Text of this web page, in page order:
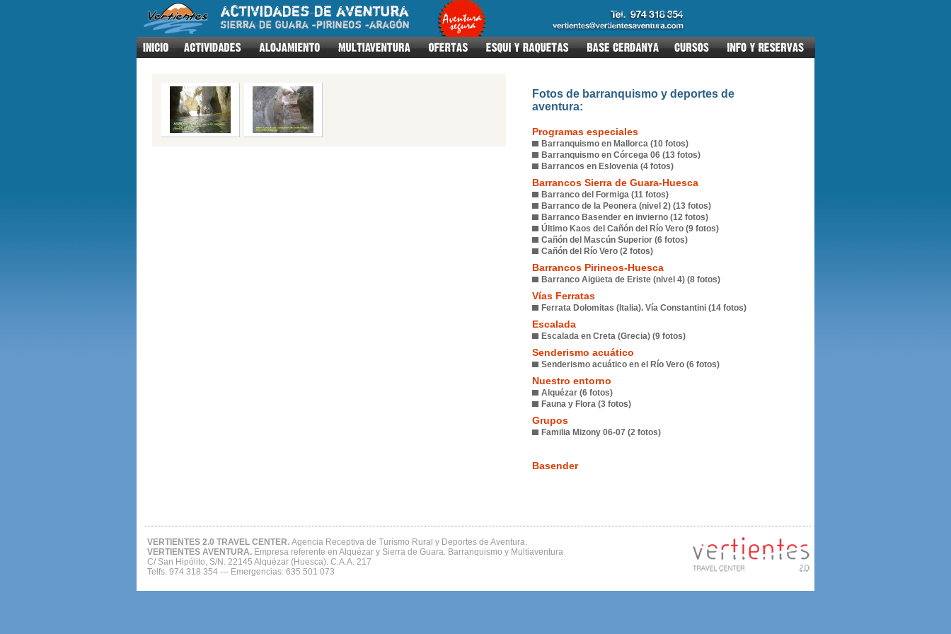
Fotos de barranquismo y deportes de
aventura:
Programas especiales
Barranquismo en Mallorca (10 fotos)
Barranquismo en Córcega 06 (13 fotos)
Barrancos en Eslovenia (4 fotos)
Barrancos Sierra de Guara-Huesca
Barranco del Formiga (11 fotos)
Barranco de la Peonera (nivel 2) (13 fotos)
Barranco Basender en invierno (12 fotos)
Último Kaos del Cañón del Río Vero (9 fotos)
Cañón del Mascún Superior (6 fotos)
Cañón del Río Vero (2 fotos)
Barrancos Pirineos-Huesca
Barranco Aigüeta de Eriste (nivel 4) (8 fotos)
Vías Ferratas
Ferrata Dolomitas (Italia). Vía Constantini (14 fotos)
Escalada
Escalada en Creta (Grecia) (9 fotos)
Senderismo acuático
Senderismo acuático en el Río Vero (6 fotos)
Nuestro entorno
Alquézar (6 fotos)
Fauna y Flora (3 fotos)
Grupos
Familia Mizony 06-07 (2 fotos)
Basender
VERTIENTES 2.0 TRAVEL CENTER. Agencia Receptiva de Turismo Rural y Deportes de Aventura.
VERTIENTES AVENTURA. Empresa referente en Alquézar y Sierra de Guara. Barranquismo y Multiaventura
C/ San Hipólito, S/N. 22145 Alquézar (Huesca). C.A.A. 217
Telfs. 974 318 354 --- Emergencias: 635 501 073